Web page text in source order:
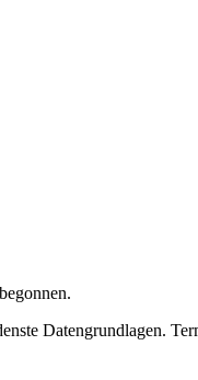
Datengrundlagen.